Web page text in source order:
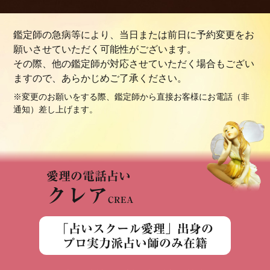
鑑定師の急病等により、当日または前日に予約変更をお
願いさせていただく可能性がございます。
その際、他の鑑定師が対応させていただく場合もござい
ますので、あらかじめご了承ください。
※変更のお願いをする際、鑑定師から直接お客様にお電話（非
通知）差し上げます。
愛理の電話占い
クレア CREA
「占いスクール愛理」出身の
プロ実力派占い師のみ在籍